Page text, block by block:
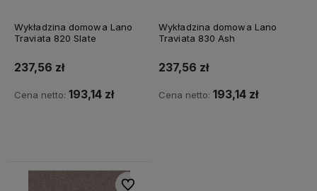
Wykładzina domowa Lano
Traviata 820 Slate
237,56 zł
Cena netto: 193,14 zł
Wykładzina domowa Lano
Traviata 830 Ash
237,56 zł
Cena netto: 193,14 zł
Do ulubionych